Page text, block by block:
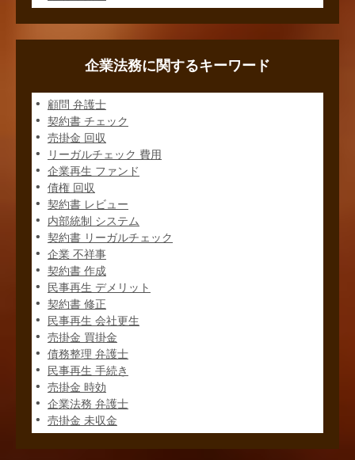
企業法務に関するキーワード
顧問 弁護士
契約書 チェック
売掛金 回収
リーガルチェック 費用
企業再生 ファンド
債権 回収
契約書 レビュー
内部統制 システム
契約書 リーガルチェック
企業 不祥事
契約書 作成
民事再生 デメリット
契約書 修正
民事再生 会社更生
売掛金 買掛金
債務整理 弁護士
民事再生 手続き
売掛金 時効
企業法務 弁護士
売掛金 未収金